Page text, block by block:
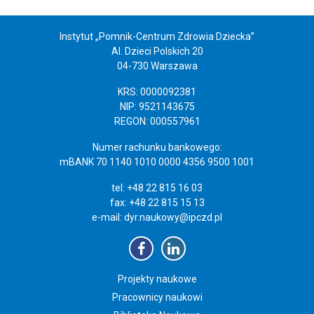
Instytut „Pomnik-Centrum Zdrowia Dziecka”
Al. Dzieci Polskich 20
04-730 Warszawa
KRS: 0000092381
NIP: 9521143675
REGON: 000557961
Numer rachunku bankowego:
mBANK 70 1140 1010 0000 4356 9500 1001
tel: +48 22 815 16 03
fax: +48 22 815 15 13
e-mail: dyr.naukowy@ipczd.pl
Projekty naukowe
Pracownicy naukowi